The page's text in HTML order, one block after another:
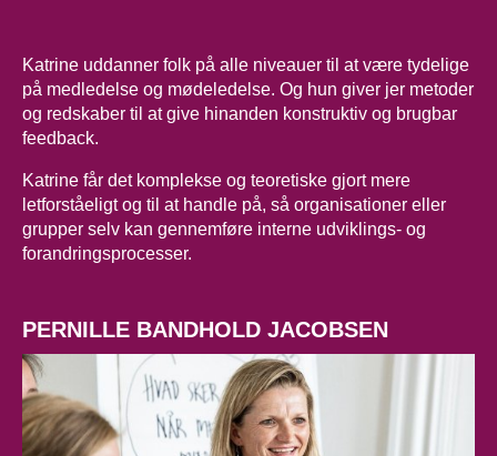
Katrine uddanner folk på alle niveauer til at være tydelige
på medledelse og mødeledelse. Og hun giver jer metoder
og redskaber til at give hinanden konstruktiv og brugbar
feedback.
Katrine får det komplekse og teoretiske gjort mere
letforståeligt og til at handle på, så organisationer eller
grupper selv kan gennemføre interne udviklings- og
forandringsprocesser.
PERNILLE BANDHOLD JACOBSEN